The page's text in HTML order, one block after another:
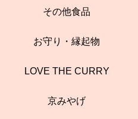
その他食品
お守り・縁起物
LOVE THE CURRY
京みやげ